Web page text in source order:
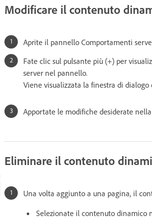
Modificare il contenuto
Aprite il pannello Comportamenti
Fate clic sul pulsante più (+) per
server nel pannello.
Viene visualizzata la finestra di
Apportate le modifiche desiderate
Eliminare il contenuto
Una volta aggiunto a una pagina, il
Selezionate il contenuto dinamico